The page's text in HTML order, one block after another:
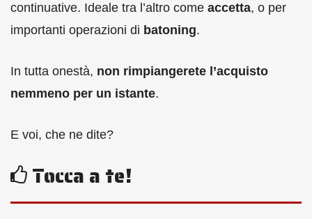
continuative. Ideale tra l’altro come accetta, o per
importanti operazioni di batoning.
In tutta onestà, non rimpiangerete l’acquisto
nemmeno per un istante.
E voi, che ne dite?
Tocca a te!